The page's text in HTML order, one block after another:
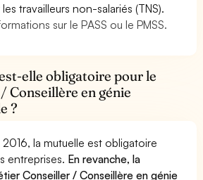
travailleurs non-salariés (TNS).
sur le PASS ou le PMSS.
elle obligatoire pour le
Conseillère en génie
?
2016, la mutuelle est obligatoire
entreprises. En revanche, la
Conseiller / Conseillère en génie